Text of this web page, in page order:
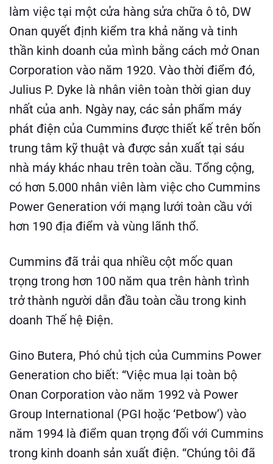
làm việc tại một cửa hàng sửa chữa ô tô, DW
Onan quyết định kiểm tra khả năng và tinh
thần kinh doanh của mình bằng cách mở Onan
Corporation vào năm 1920. Vào thời điểm đó,
Julius P. Dyke là nhân viên toàn thời gian duy
nhất của anh. Ngày nay, các sản phẩm máy
phát điện của Cummins được thiết kế trên bốn
trung tâm kỹ thuật và được sản xuất tại sáu
nhà máy khác nhau trên toàn cầu. Tổng cộng,
có hơn 5.000 nhân viên làm việc cho Cummins
Power Generation với mạng lưới toàn cầu với
hơn 190 địa điểm và vùng lãnh thổ.
Cummins đã trải qua nhiều cột mốc quan
trọng trong hơn 100 năm qua trên hành trình
trở thành người dẫn đầu toàn cầu trong kinh
doanh Thế hệ Điện.
Gino Butera, Phó chủ tịch của Cummins Power
Generation cho biết: “Việc mua lại toàn bộ
Onan Corporation vào năm 1992 và Power
Group International (PGI hoặc ‘Petbow’) vào
năm 1994 là điểm quan trọng đối với Cummins
trong kinh doanh sản xuất điện. “Chúng tôi đã